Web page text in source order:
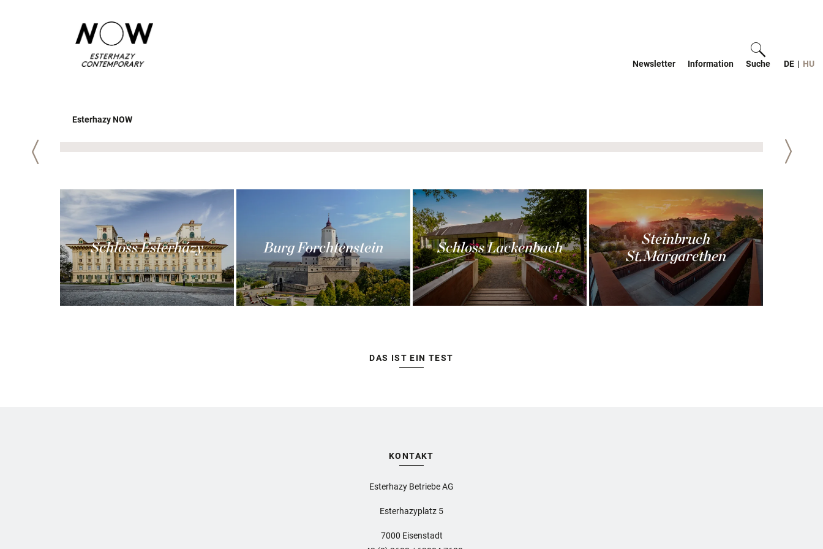
Newsletter Information Sucheein-/DE | HU
Esterhazy NOW
Zurück Weiter
Schloss Esterházy Burg Forchtenstein Schloss Lackenbach
Steinbruch
St.Margarethen
DAS IST EIN TEST
KONTAKT
Esterhazy Betriebe AG
Esterhazyplatz 5
7000 Eisenstadt